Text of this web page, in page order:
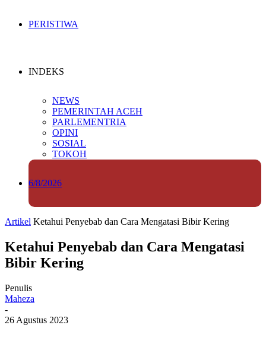
PERISTIWA
INDEKS
NEWS
PEMERINTAH ACEH
PARLEMENTRIA
OPINI
SOSIAL
TOKOH
6/8/2026
Artikel Ketahui Penyebab dan Cara Mengatasi Bibir Kering
Ketahui Penyebab dan Cara Mengatasi
Bibir Kering
Penulis
Maheza
-
26 Agustus 2023